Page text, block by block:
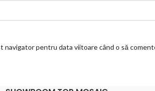
navigator pentru data viitoare când o să